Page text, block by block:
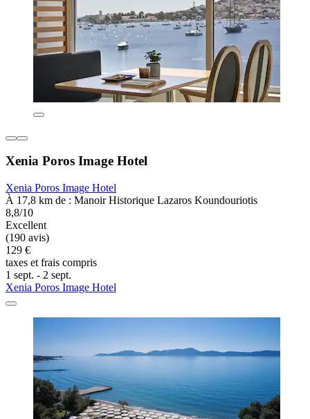
Xenia Poros Image Hotel
Xenia Poros Image Hotel
À 17,8 km de : Manoir Historique Lazaros Koundouriotis
8,8/10
Excellent
(190 avis)
129 €
taxes et frais compris
1 sept. - 2 sept.
Xenia Poros Image Hotel